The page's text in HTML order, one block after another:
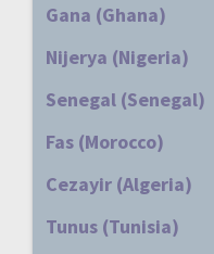
Gana (Ghana)
Nijerya (Nigeria)
Senegal (Senegal)
Fas (Morocco)
Cezayir (Algeria)
Tunus (Tunisia)